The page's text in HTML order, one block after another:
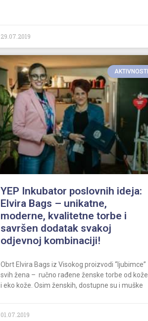
29.07.2019
AKTIVNOSTI
YEP Inkubator poslovnih ideja:
Elvira Bags – unikatne,
moderne, kvalitetne torbe i
savršen dodatak svakoj
odjevnoj kombinaciji!
Obrt Elvira Bags iz Visokog proizvodi “ljubimce”
svih žena – ručno rađene ženske torbe od kože
i eko kože. Osim ženskih, dostupne su i muške
01.07.2019